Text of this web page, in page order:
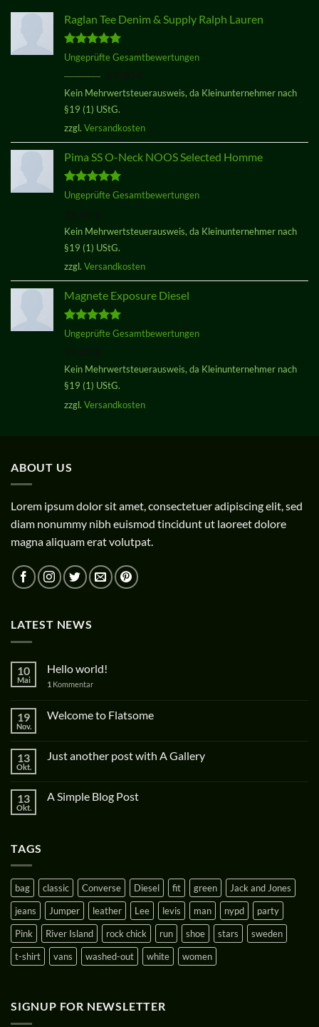
Raglan Tee Denim & Supply Ralph Lauren
Bewertet
mit 5.00
von 5
Ungeprüfte Gesamtbewertungen
29,00€
Preis
war:
Preis
Kein Mehrwertsteuerausweis, da Kleinunternehmer nach
§19 (1) UStG.
zzgl. Versandkosten
Pima SS O-Neck NOOS Selected Homme
Bewertet
Ungeprüfte Gesamtbewertungen
Kein Mehrwertsteuerausweis, da Kleinunternehmer nach
§19 (1) UStG.
zzgl. Versandkosten
Magnete Exposure Diesel
Bewertet
Ungeprüfte Gesamtbewertungen
Kein Mehrwertsteuerausweis, da Kleinunternehmer nach
§19 (1) UStG.
zzgl. Versandkosten
ABOUT US
Lorem ipsum dolor sit amet, consectetuer adipiscing elit, sed
diam nonummy nibh euismod tincidunt ut laoreet dolore
magna aliquam erat volutpat.
LATEST NEWS
10
Mai
Hello world!
1 Kommentar
19
Nov.
Welcome to Flatsome
13
Okt.
Just another post with A Gallery
13
Okt.
A Simple Blog Post
TAGS
bag classic Converse Diesel fit green
Jack and Jones
jeans
Jumper leather Lee levis man nypd
party
Pink
River Island rock chick run shoe stars
sweden
t-shirt
vans washed-out white women
SIGNUP FOR NEWSLETTER